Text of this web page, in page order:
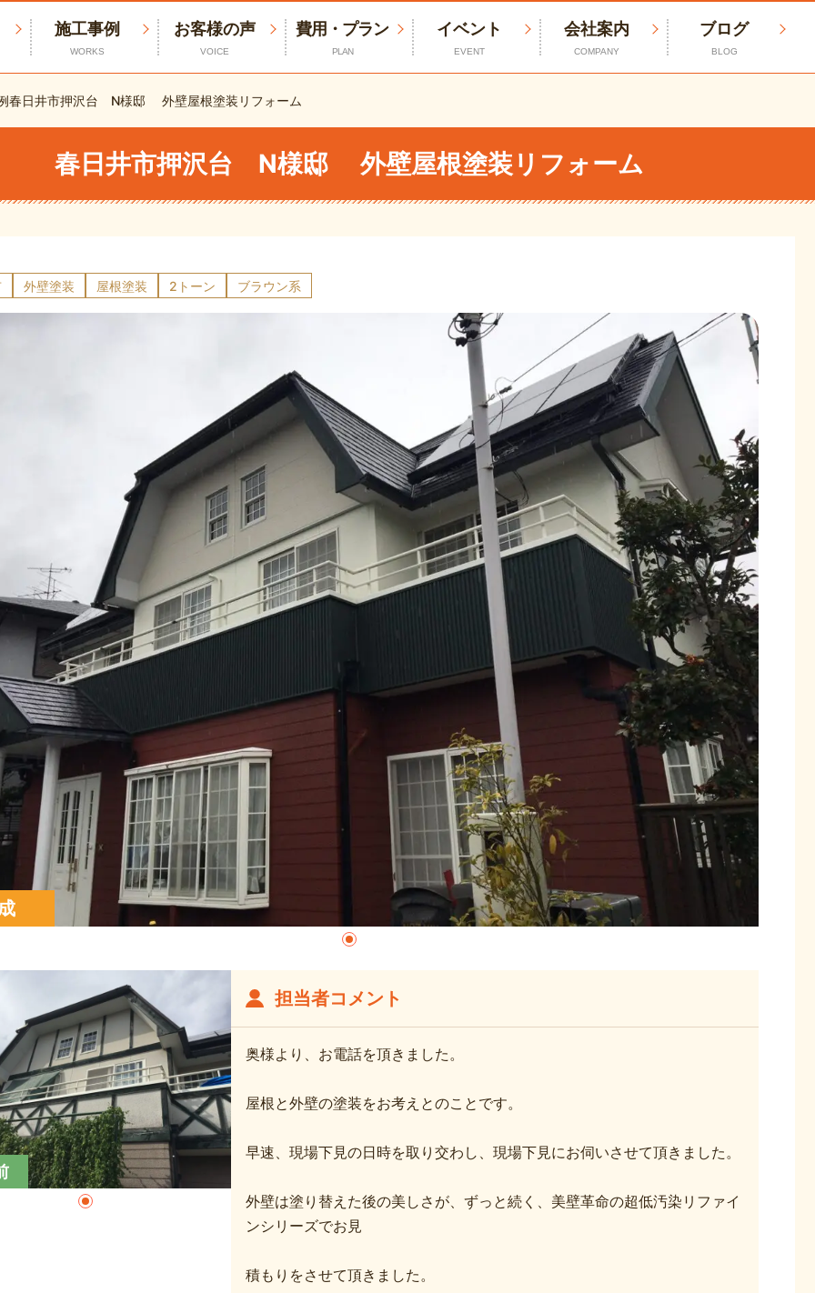
施工事例
WORKS
お客様の声
VOICE
費用・プラン
PLAN
イベント
EVENT
会社案内
COMPANY
ブログ
BLOG
春日井市押沢台 N様邸 外壁屋根塗装リフォーム
春日井市押沢台 N様邸 外壁屋根塗装リフォーム
外壁塗装 屋根塗装 2トーン ブラウン系
担当者コメント
奥様より、お電話を頂きました。
屋根と外壁の塗装をお考えとのことです。
早速、現場下見の日時を取り交わし、現場下見にお伺いさせて頂きました。
外壁は塗り替えた後の美しさが、ずっと続く、美壁革命の超低汚染リファイ
ンシリーズでお見
積もりをさせて頂きました。